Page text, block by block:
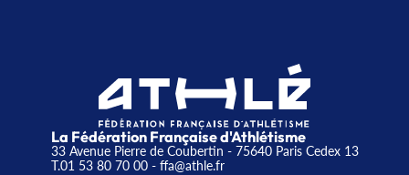
La Fédération Française d'Athlétisme
33 Avenue Pierre de Coubertin - 75640 Paris Cedex 13
T.01 53 80 70 00- ffa@athle.fr